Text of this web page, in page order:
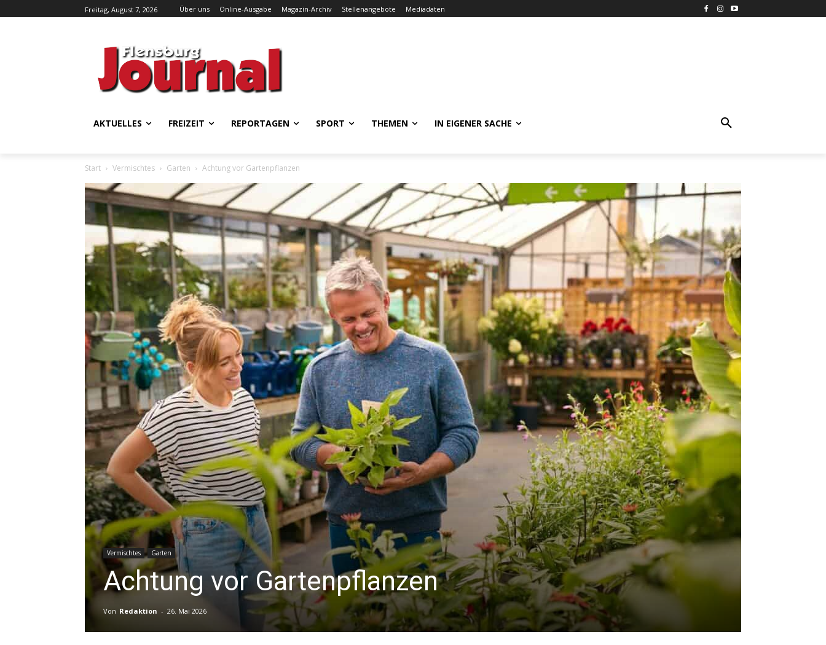
Freitag, August 7, 2026 Über uns Online-Ausgabe Magazin-Archiv Stellenangebote Mediadaten
AKTUELLES FREIZEIT REPORTAGEN SPORT THEMEN IN EIGENER SACHE
Start Vermischtes Garten Achtung vor Gartenpflanzen
Vermischtes Garten
Achtung vor Gartenpflanzen
Von Redaktion - 26. Mai 2026